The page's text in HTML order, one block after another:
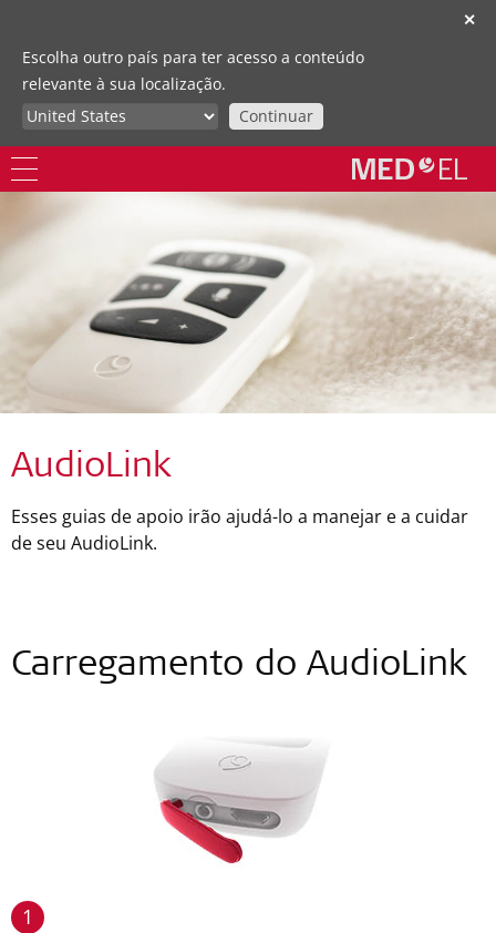
✕
Escolha outro país para ter acesso a conteúdo
relevante à sua localização.
Continuar
AudioLink
Esses guias de apoio irão ajudá-lo a manejar e a cuidar
de seu AudioLink.
Carregamento do AudioLink
1